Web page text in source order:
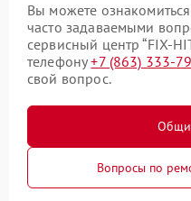
Вы можете
часто задаваемыми
сервисный центр “FIX-
телефону+7 (863) 333-
свой вопрос.
Вопросы по